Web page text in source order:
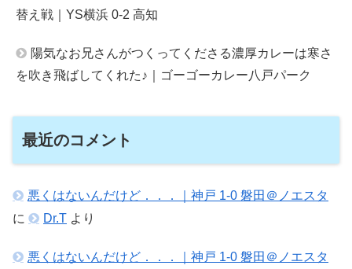
替え戦｜YS横浜 0-2 高知
陽気なお兄さんがつくってくださる濃厚カレーは寒さ
を吹き飛ばしてくれた♪｜ゴーゴーカレー八戸パーク
最近のコメント
悪くはないんだけど．．．｜神戸 1-0 磐田＠ノエスタ
に
Dr.T より
悪くはないんだけど．．．｜神戸 1-0 磐田＠ノエスタ